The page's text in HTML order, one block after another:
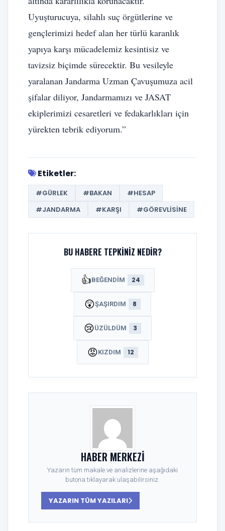
Uyuşturucuya, silahlı suç örgütlerine ve
gençlerimizi hedef alan her türlü karanlık
yapıya karşı mücadelemiz kesintisiz ve
tavizsiz biçimde sürecektir. Bu vesileyle
yaralanan Jandarma Uzman Çavuşumuza acil
şifalar diliyor, Jandarmamızı ve JASAT
ekiplerimizi cesaretleri ve fedakarlıkları için
yürekten tebrik ediyorum.”
Etiketler:
#GÜRLEK #BAKAN
#HESAP
#JANDARMA
#KARŞI #GÖREVLISINE
BU HABERE TEPKINIZ NEDIR?
👍BEĞENDIM 24
😲ŞAŞIRDIM 8
😢ÜZÜLDÜM 3
😡KIZDIM 12
HABER MERKEZI
Yazarın tüm makale ve analizlerine aşağıdaki
butona tıklayarak ulaşabilirsiniz.
YAZARIN TÜM YAZILARI